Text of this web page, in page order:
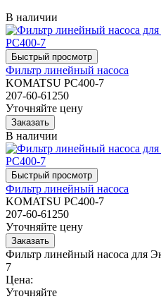
В наличии
Фильтр линейный насоса
KOMATSU PC400-7
207-60-61250
Уточняйте цену
В наличии
Фильтр линейный насоса
KOMATSU PC400-7
207-60-61250
Уточняйте цену
Фильтр линейный насоса для
7
Цена:
Уточняйте